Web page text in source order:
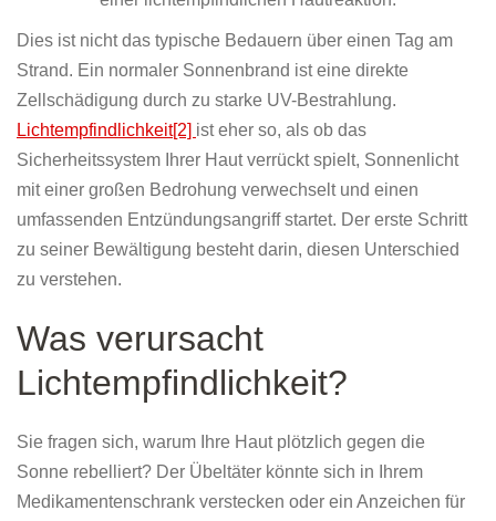
Dies ist nicht das typische Bedauern über einen Tag am
Strand. Ein normaler Sonnenbrand ist eine direkte
Zellschädigung durch zu starke UV-Bestrahlung.
Lichtempfindlichkeit[2] ist eher so, als ob das
Sicherheitssystem Ihrer Haut verrückt spielt, Sonnenlicht
mit einer großen Bedrohung verwechselt und einen
umfassenden Entzündungsangriff startet. Der erste Schritt
zu seiner Bewältigung besteht darin, diesen Unterschied
zu verstehen.
Was verursacht
Lichtempfindlichkeit?
Sie fragen sich, warum Ihre Haut plötzlich gegen die
Sonne rebelliert? Der Übeltäter könnte sich in Ihrem
Medikamentenschrank verstecken oder ein Anzeichen für